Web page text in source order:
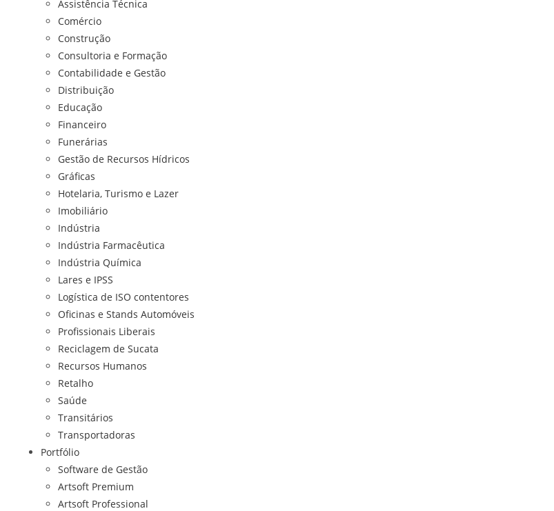
Assistência Técnica
Comércio
Construção
Consultoria e Formação
Contabilidade e Gestão
Distribuição
Educação
Financeiro
Funerárias
Gestão de Recursos Hídricos
Gráficas
Hotelaria, Turismo e Lazer
Imobiliário
Indústria
Indústria Farmacêutica
Indústria Química
Lares e IPSS
Logística de ISO contentores
Oficinas e Stands Automóveis
Profissionais Liberais
Reciclagem de Sucata
Recursos Humanos
Retalho
Saúde
Transitários
Transportadoras
Portfólio
Software de Gestão
Artsoft Premium
Artsoft Professional